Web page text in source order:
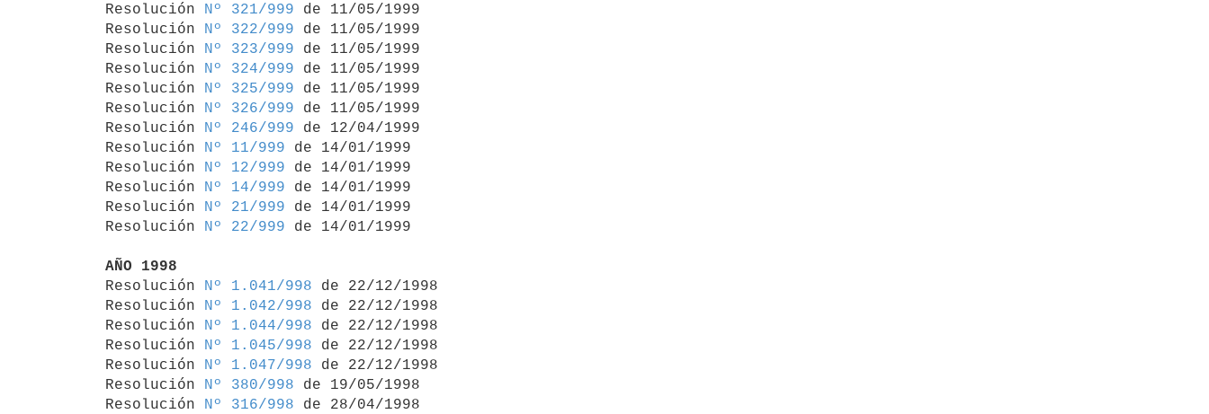
Resolución
Nº 321/999 de 11/05/1999
Resolución
Nº 322/999 de 11/05/1999
Resolución
Nº 323/999 de 11/05/1999
Resolución
Nº 324/999 de 11/05/1999
Resolución
Nº 325/999 de 11/05/1999
Resolución
Nº 326/999 de 11/05/1999
Resolución
Nº 246/999 de 12/04/1999
Resolución
Nº 11/999 de 14/01/1999
Resolución
Nº 12/999 de 14/01/1999
Resolución
Nº 14/999 de 14/01/1999
Resolución
Nº 21/999 de 14/01/1999
Resolución
Nº 22/999 de 14/01/1999
AÑO 1998
Resolución
Nº 1.041/998 de 22/12/1998
Resolución
Nº 1.042/998 de 22/12/1998
Resolución
Nº 1.044/998 de 22/12/1998
Resolución
Nº 1.045/998 de 22/12/1998
Resolución
Nº 1.047/998 de 22/12/1998
Resolución
Nº 380/998 de 19/05/1998
Resolución
Nº 316/998 de 28/04/1998